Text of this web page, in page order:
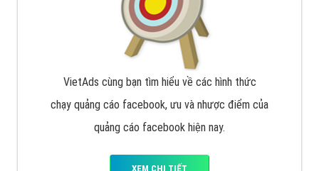
Google Ads là hình thức quảng cáo của Google được